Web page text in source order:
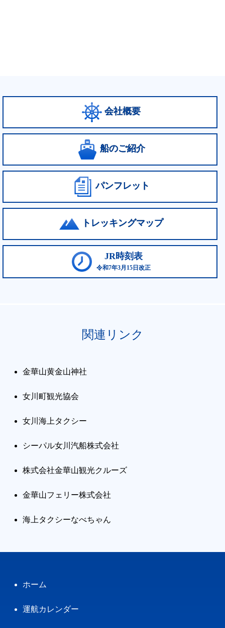
会社概要
船のご紹介
パンフレット
トレッキングマップ
JR時刻表
令和7年3月15日改正
関連リンク
金華山黄金山神社
女川町観光協会
女川海上タクシー
シーパル女川汽船株式会社
株式会社金華山観光クルーズ
金華山フェリー株式会社
海上タクシーなべちゃん
ホーム
運航カレンダー